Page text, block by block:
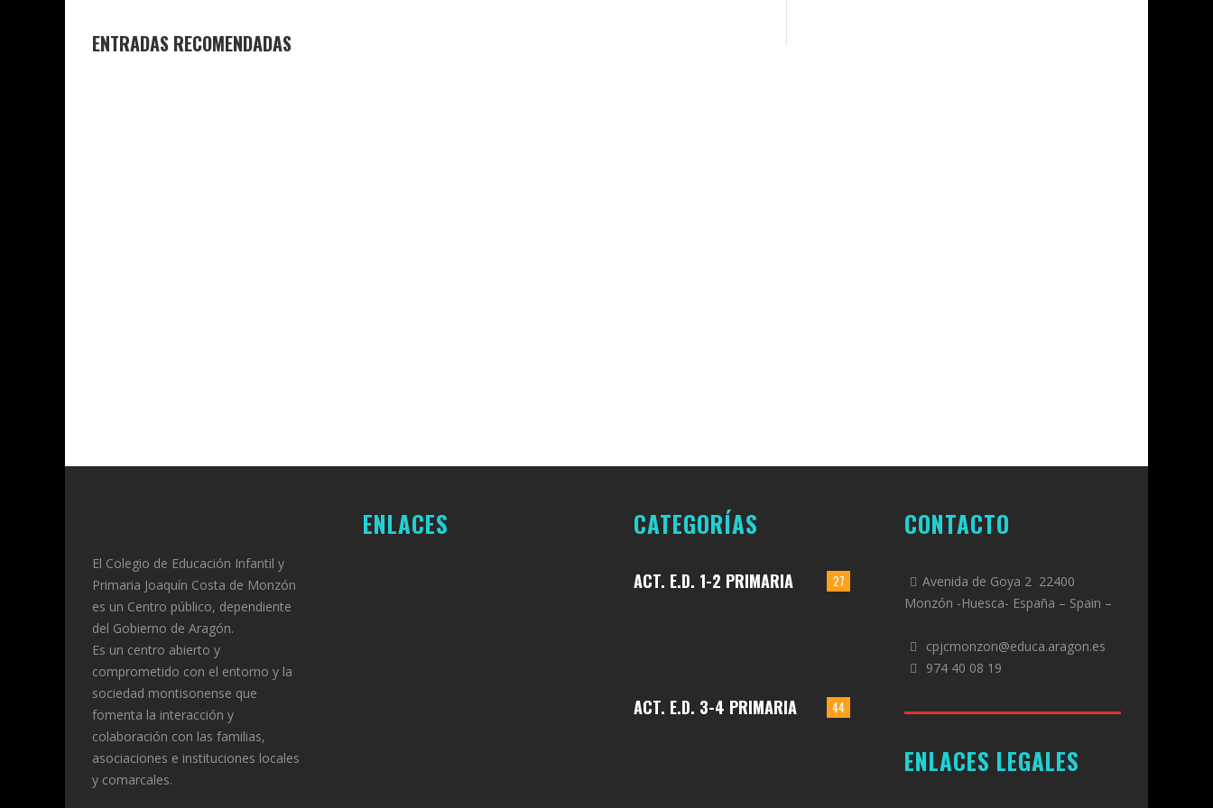
ENTRADAS RECOMENDADAS
El Colegio de Educación Infantil y
Primaria Joaquín Costa de Monzón
es un Centro público, dependiente
del Gobierno de Aragón.
Es un centro abierto y
comprometido con el entorno y la
sociedad montisonense que
fomenta la interacción y
colaboración con las familias,
asociaciones e instituciones locales
y comarcales.
ENLACES CATEGORÍAS
27
ACT. E.D. 1-2 PRIMARIA
44
ACT. E.D. 3-4 PRIMARIA
CONTACTO
Avenida de Goya 2 22400
Monzón -Huesca- España – Spain –
cpjcmonzon@educa.aragon.es
974 40 08 19
ENLACES LEGALES